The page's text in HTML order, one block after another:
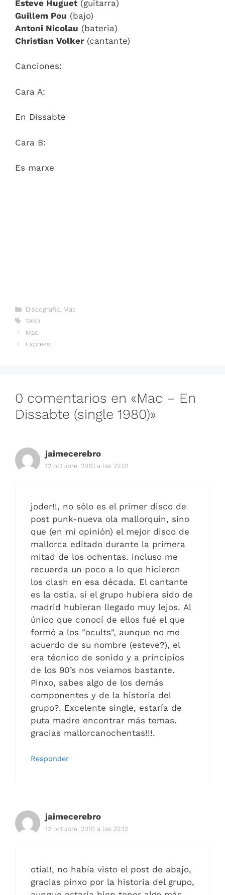
Esteve Huguet(guitarra)
Guillem Pou (bajo)
Antoni Nicolau (bateria)
Christian Volker (cantante)
Canciones:
Cara A:
En Dissabte
Cara B:
Es marxe
Categorías
Discografia, Mac
Etiquetas
1980
Mac
Express
0 comentarios en «Mac – En
Dissabte (single 1980)»
jaimecerebro
12 octubre, 2010 a las 22:01
joder!!, no sólo es el primer disco de
post punk-nueva ola mallorquín, sino
que (en mi opinión) el mejor disco de
mallorca editado durante la primera
mitad de los ochentas. incluso me
recuerda un poco a lo que hicieron
los clash en esa década. El cantante
es la ostia. si el grupo hubiera sido de
madrid hubieran llegado muy lejos. Al
único que conocí de ellos fué el que
formó a los "ocults", aunque no me
acuerdo de su nombre (esteve?), el
era técnico de sonido y a principios
de los 90’s nos veiamos bastante.
Pinxo, sabes algo de los demás
componentes y de la historia del
grupo?. Excelente single, estaría de
puta madre encontrar más temas.
gracias mallorcanochentas!!!.
Responder
jaimecerebro
12 octubre, 2010 a las 22:12
otia!!, no había visto el post de abajo,
gracias pinxo por la historia del grupo,